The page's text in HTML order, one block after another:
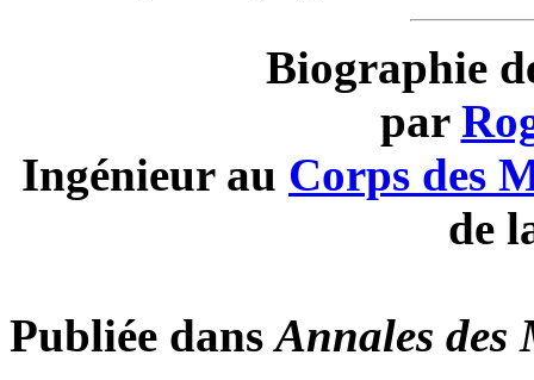
Biographie
par
Ingénieur au Corps des
de
Publiée dansAnnales des